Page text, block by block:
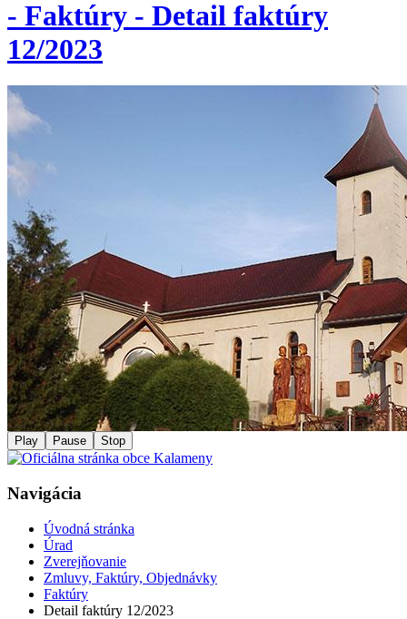
- Faktúry - Detail faktúry
12/2023
Play Pause Stop
Navigácia
Úvodná stránka
Úrad
Zverejňovanie
Zmluvy, Faktúry, Objednávky
Faktúry
Detail faktúry 12/2023